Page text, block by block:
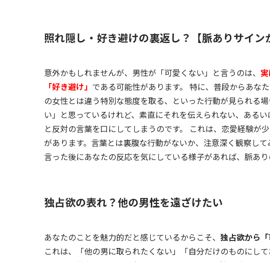
照れ隠し・好き避けの裏返し？【脈ありサイン
意外かもしれませんが、男性が「可愛くない」と言うのは、
「好き避け」 である可能性があります。 特に、普段からあな
の女性とは違う特別な態度を取る、といった行動が見られる
い」と思っているけれど、素直にそれを伝えられない、ある
と反対の言葉を口にしてしまうのです。 これは、恋愛経験が
があります。言葉とは裏腹な行動がないか、注意深く観察し
言った後にあなたの反応を気にしている様子があれば、脈あり
独占欲の表れ？他の男性を遠ざけたい
あなたのことを魅力的だと感じているからこそ、 独占欲から
これは、「他の男に取られたくない」「自分だけのものにし